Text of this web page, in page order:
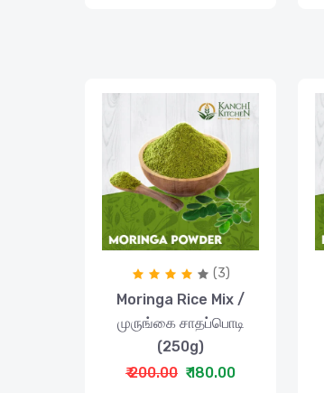
(3)
Moringa Rice Mix /
முருங்கை சாதப்பொடி
(250g)
₹ 200.00 ₹ 180.00